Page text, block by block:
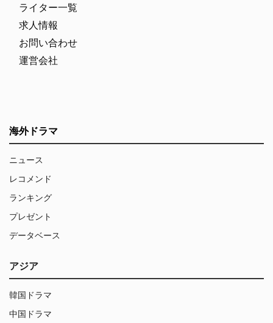
ライター一覧
求人情報
お問い合わせ
運営会社
海外ドラマ
ニュース
レコメンド
ランキング
プレゼント
データベース
アジア
韓国ドラマ
中国ドラマ